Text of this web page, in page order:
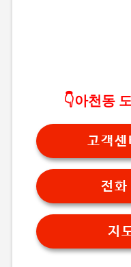
👇아천동
고객
전
지